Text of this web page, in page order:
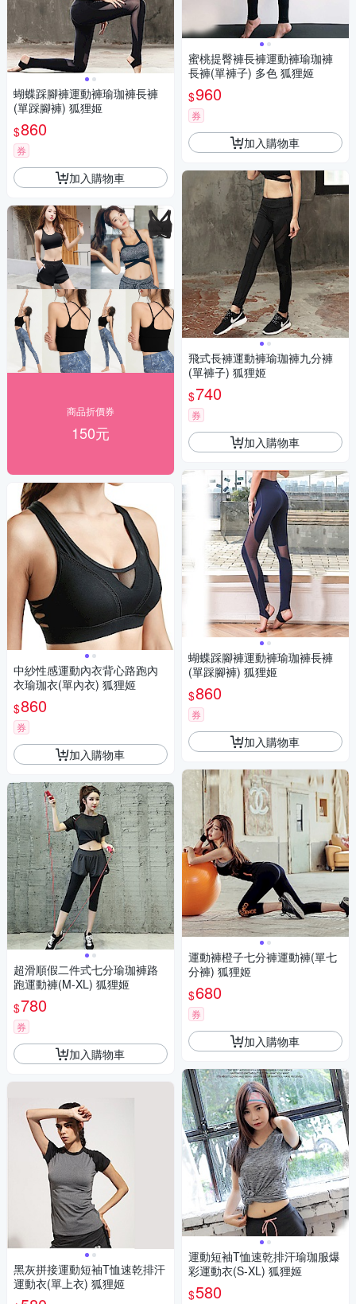
蝴蝶踩腳褲運動褲瑜珈褲長褲
(單踩腳褲) 狐狸姬
$860
券
加入購物車
商品折價券
150元
中紗性感運動內衣背心路跑內
衣瑜珈衣(單內衣) 狐狸姬
$860
券
加入購物車
超滑順假二件式七分瑜珈褲路
跑運動褲(M-XL) 狐狸姬
$780
券
加入購物車
黑灰拼接運動短袖T恤速乾排汗
運動衣(單上衣) 狐狸姬
蜜桃提臀褲長褲運動褲瑜珈褲
長褲(單褲子) 多色 狐狸姬
$960
券
加入購物車
飛式長褲運動褲瑜珈褲九分褲
(單褲子) 狐狸姬
$740
券
加入購物車
蝴蝶踩腳褲運動褲瑜珈褲長褲
(單踩腳褲) 狐狸姬
$860
券
加入購物車
運動褲橙子七分褲運動褲(單七
分褲) 狐狸姬
$680
券
加入購物車
運動短袖T恤速乾排汗瑜珈服爆
彩運動衣(S-XL) 狐狸姬
$580